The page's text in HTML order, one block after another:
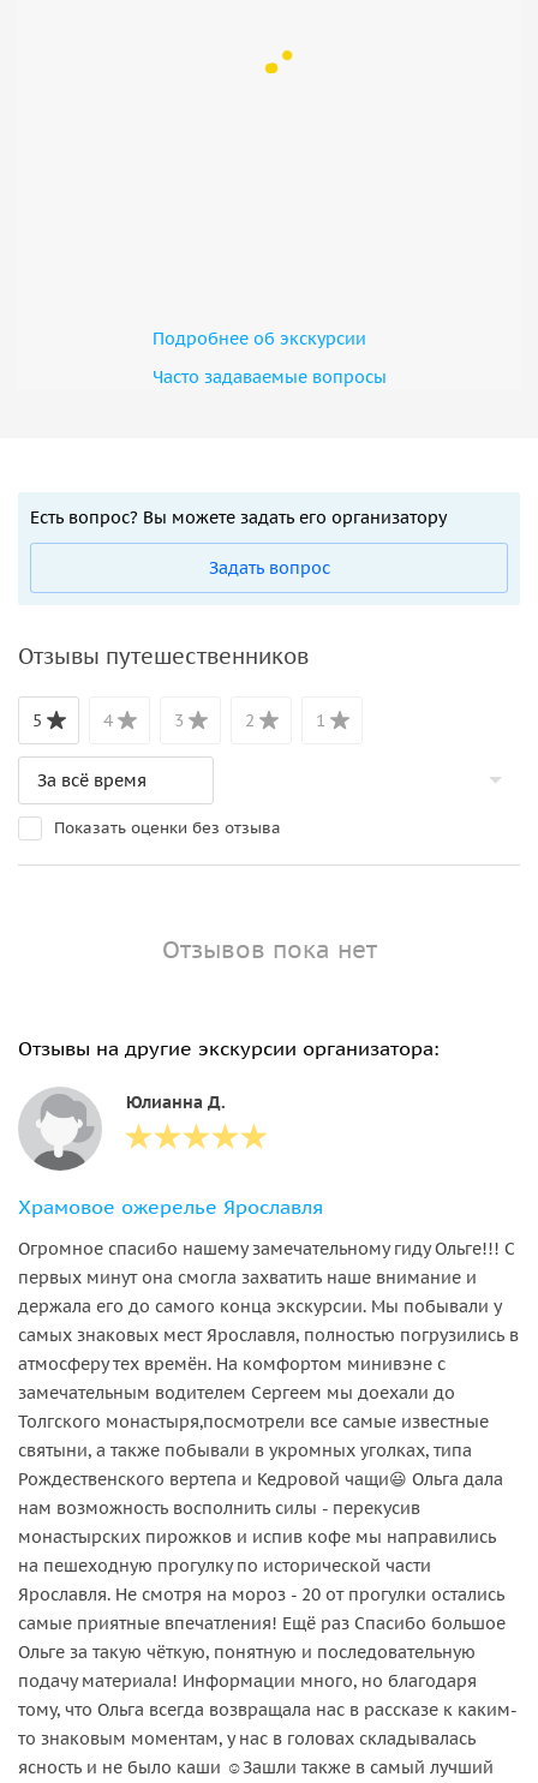
Подробнее об экскурсии
Часто задаваемые вопросы
Есть вопрос? Вы можете задать его организатору
Задать вопрос
Отзывы путешественников
5 4 3 2 1
Показать оценки без отзыва
Отзывов пока нет
Отзывы на другие экскурсии организатора:
Юлианна Д.
Храмовое ожерелье Ярославля
Огромное спасибо нашему замечательному гиду Ольге!!! С
первых минут она смогла захватить наше внимание и
держала его до самого конца экскурсии. Мы побывали у
самых знаковых мест Ярославля, полностью погрузились в
атмосферу тех времён. На комфортом минивэне с
замечательным водителем Сергеем мы доехали до
Толгского монастыря,посмотрели все самые известные
святыни, а также побывали в укромных уголках, типа
Рождественского вертепа и Кедровой чащи😃 Ольга дала
нам возможность восполнить силы - перекусив
монастырских пирожков и испив кофе мы направились
на пешеходную прогулку по исторической части
Ярославля. Не смотря на мороз - 20 от прогулки остались
самые приятные впечатления! Ещё раз Спасибо большое
Ольге за такую чёткую, понятную и последовательную
подачу материала! Информации много, но благодаря
тому, что Ольга всегда возвращала нас в рассказе к каким-
то знаковым моментам, у нас в головах складывалась
ясность и не было каши ☺️Зашли также в самый лучший